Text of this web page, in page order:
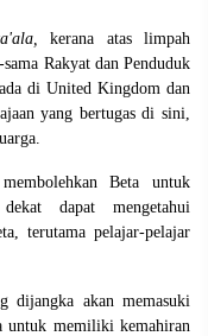
kerana atas limpah
Rakyat dan Penduduk
di United Kingdom dan
yang bertugas di sini,
Beta untuk
dapat mengetahui
terutama pelajar-pelajar
dijangka akan memasuki
untuk memiliki kemahiran